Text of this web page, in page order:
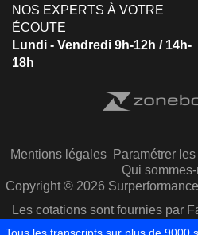
NOS EXPERTS À VOTRE
ÉCOUTE
Lundi - Vendredi 9h-12h / 14h-
18h
Mentions légales Paramétrer
Qui
Copyright © 2026
Les cotations sont fournies par
Capital